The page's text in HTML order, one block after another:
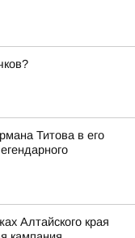
Титова в его
Алтайского края